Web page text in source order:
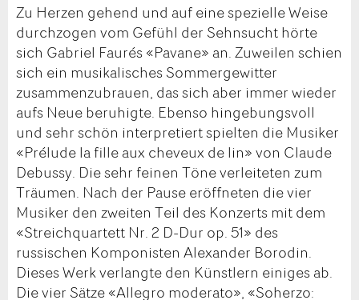
Zu Herzen gehend und auf eine spezielle Weise
durchzogen vom Gefühl der Sehnsucht hörte
sich Gabriel Faurés «Pavane» an. Zuweilen schien
sich ein musikalisches Sommergewitter
zusammenzubrauen, das sich aber immer wieder
aufs Neue beruhigte. Ebenso hingebungsvoll
und sehr schön interpretiert spielten die Musiker
«Prélude la fille aux cheveux de lin» von Claude
Debussy. Die sehr feinen Töne verleiteten zum
Träumen. Nach der Pause eröffneten die vier
Musiker den zweiten Teil des Konzerts mit dem
«Streichquartett Nr. 2 D-Dur op. 51» des
russischen Komponisten Alexander Borodin.
Dieses Werk verlangte den Künstlern einiges ab.
Die vier Sätze «Allegro moderato», «Soherzo: